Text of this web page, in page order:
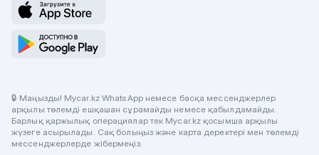
🔒 Маңызды! Mycar.kz WhatsApp немесе басқа мессенджерлер
арқылы төлемді ешқашан сұрамайды немесе қабылдамайды.
Барлық қаржылық операциялар тек Mycar.kz қосымша арқылы
жүзеге асырылады. Сақ болыңыз және карта деректері мен төлемді
мессенджерлерде жібермеңіз.